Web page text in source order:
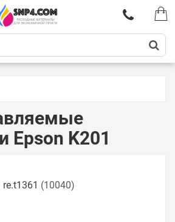
Epson K201
re.t1361 (10040)